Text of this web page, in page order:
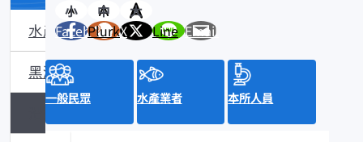
小 中
大
Facebook
PlurkX Line Email
一般民眾 水產業者 本所人員
水產數位典藏介紹
黑潮漁業數位典藏